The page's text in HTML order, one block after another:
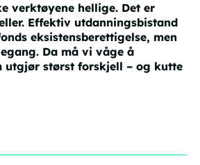
verktøyene hellige. Det er
Effektiv utdanningsbistand
eksistensberettigelse, men
Da må vi våge å
utgjør størst forskjell – og kutte